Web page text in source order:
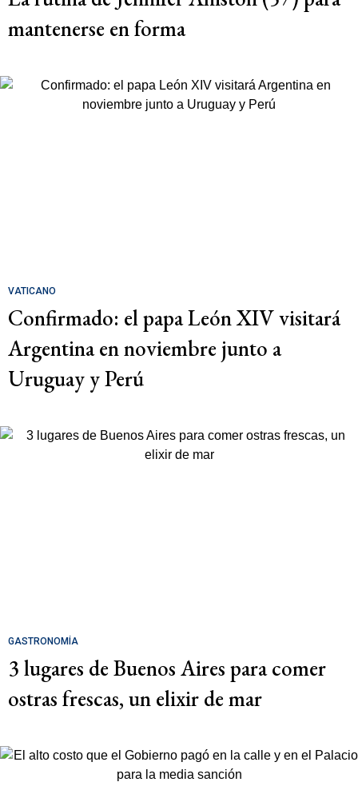
mantenerse en forma
VATICANO
Confirmado: el papa León XIV visitará
Argentina en noviembre junto a
Uruguay y Perú
GASTRONOMÍA
3 lugares de Buenos Aires para comer
ostras frescas, un elixir de mar